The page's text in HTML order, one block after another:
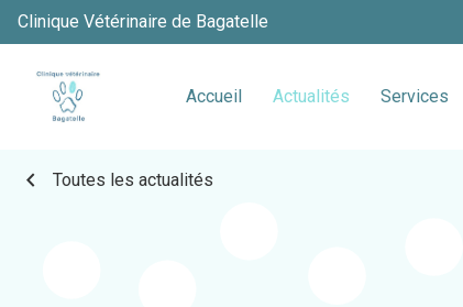
Clinique Vétérinaire de Bagatelle
Accueil Actualités Services
chevron_left Toutes les actualités